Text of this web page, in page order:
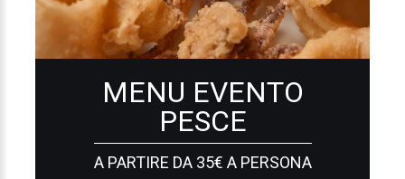
MENU EVENTO
PESCE
A PARTIRE DA 35€ A PERSONA